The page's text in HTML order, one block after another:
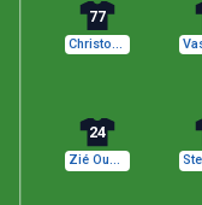
24
Zié Ouattara
77
Christos Donis